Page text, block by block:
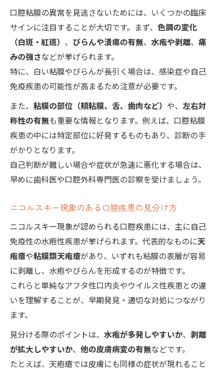
口腔粘膜の異常を見逃さないためには、いくつかの臨床
サインに注目することが大切です。まず、 色調の変化
（白斑・紅斑） 、 びらんや潰瘍の有無、 水疱や剥離、 痛
みの強さなどが挙げられます。
特に、白い粘膜やびらんが長引く場合は、感染症や自己
免疫疾患の可能性が高まるため注意が必要です。
また、 粘膜の部位（頬粘膜、舌、歯肉など） や、 左右対
称性の有無も重要な情報となります。例えば、口腔粘膜
疾患の中には特定部位に好発するものもあり、診断の手
がかりとなります。
自己判断が難しい場合や症状が急速に悪化する場合は、
早めに歯科医や口腔外科専門医の診察を受けましょう。
ニコルスキー現象のある口腔疾患の見分け方
ニコルスキー現象が認められる口腔疾患には、主に自己
免疫性の水疱性疾患が挙げられます。代表的なものに天
疱瘡や粘膜類天疱瘡があり、いずれも粘膜の表層が容易
に剥離し、水疱やびらんを形成するのが特徴です。
これらと単純なアフタ性口内炎やウイルス性疾患との違
いを理解することが、早期発見・適切な対処につながり
ます。
見分ける際のポイントは、 水疱が多発しやすいか、 剥離
が拡大しやすいか、 他の皮膚病変の有無などです。
たとえば、天疱瘡では皮膚にも同様の症状が現れること